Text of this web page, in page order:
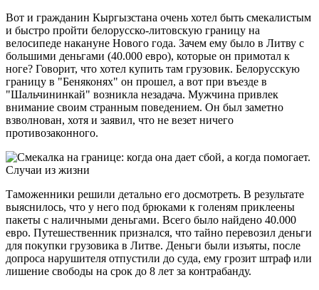
Вот и гражданин Кыргызстана очень хотел быть смекалистым
и быстро пройти белорусско-литовскую границу на
велосипеде накануне Нового года. Зачем ему было в Литву с
большими деньгами (40.000 евро), которые он примотал к
ноге? Говорит, что хотел купить там грузовик. Белорусскую
границу в "Беняконях" он прошел, а вот при въезде в
"Шальчининкай" возникла незадача. Мужчина привлек
внимание своим странным поведением. Он был заметно
взволнован, хотя и заявил, что не везет ничего
противозаконного.
Таможенники решили детально его досмотреть. В результате
выяснилось, что у него под брюками к голеням приклеены
пакеты с наличными деньгами. Всего было найдено 40.000
евро. Путешественник признался, что тайно перевозил деньги
для покупки грузовика в Литве. Деньги были изъяты, после
допроса нарушителя отпустили до суда, ему грозит штраф или
лишение свободы на срок до 8 лет за контрабанду.